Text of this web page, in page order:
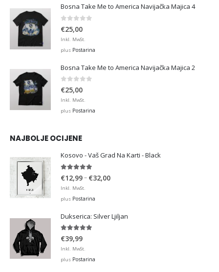
Bosna Take Me to America Navijačka Majica 4
€25,00
Inkl. MwSt.
plus Postarina
Bosna Take Me to America Navijačka Majica 2
0 out of 5
€25,00
Inkl. MwSt.
plus Postarina
NAJBOLJE OCIJENE
Kosovo - Vaš Grad Na Karti - Black
€12,99– €32,00Price
€32,00
Inkl. MwSt.
plus Postarina
Dukserica: Silver Ljiljan
5.00out of 5
€39,99
Inkl. MwSt.
plus Postarina